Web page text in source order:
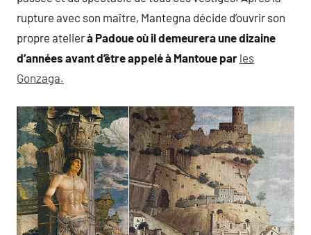
rupture avec son maître, Mantegna décide d’ouvrir son
propre atelierà Padoue où il demeurera une dizaine
d’années avant d’être appelé à Mantoue par les
Gonzaga.